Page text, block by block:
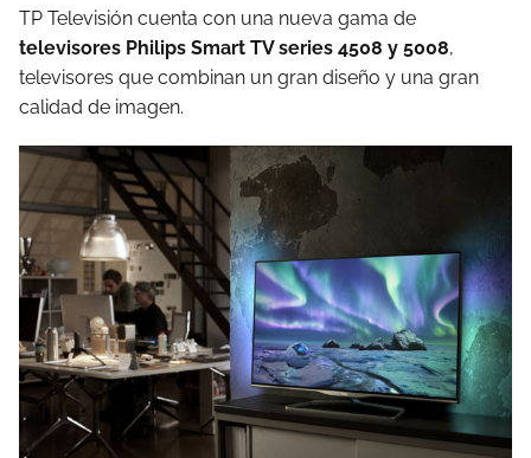
TP Televisión cuenta con una nueva gama de
televisores Philips Smart TV series 4508 y 5008,
televisores que combinan un gran diseño y una gran
calidad de imagen.